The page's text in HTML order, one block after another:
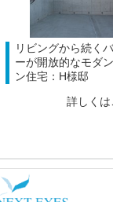
リビングから続く
ーが開放的なモダ
ン住宅：H様邸
詳しくは